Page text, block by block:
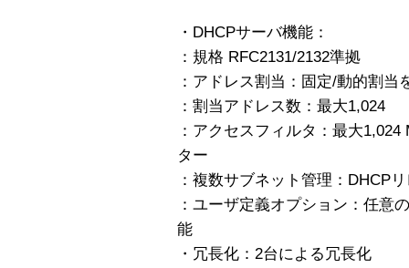
・DHCPサーバ機能：
：規格 RFC2131/2132準拠
：アドレス割当：固定/動的割当
：割当アドレス数：最大1,024
：アクセスフィルタ：最大
ター
：複数サブネット管理：DHCP
：ユーザ定義オプション：任意
能
・冗長化：2台による冗長化